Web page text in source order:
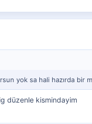
yok sa hali hazırda bir
düzenle kismindayim